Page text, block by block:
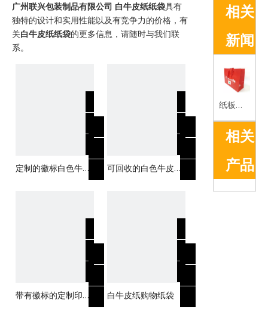
广州联兴包装制品有限公司 白牛皮纸纸袋具有
独特的设计和实用性能以及有竞争力的价格，有
关白牛皮纸纸袋的更多信息，请随时与我们联
系。
定制的徽标白色牛皮
可回收的白色牛皮纸
带有徽标的定制印刷
白牛皮纸购物纸袋
相关
新闻
纸板袋的优势简介
相关
产品